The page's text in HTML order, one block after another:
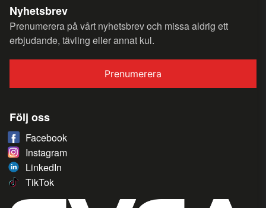
Nyhetsbrev
Prenumerera på vårt nyhetsbrev och missa aldrig ett
erbjudande, tävling eller annat kul.
Prenumerera
Följ oss
Facebook
Instagram
LinkedIn
TikTok